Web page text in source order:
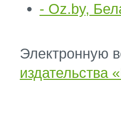
- Oz.by,
Электронную
издательства